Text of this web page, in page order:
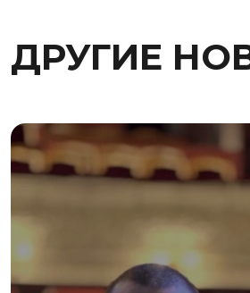
ДРУГИЕ